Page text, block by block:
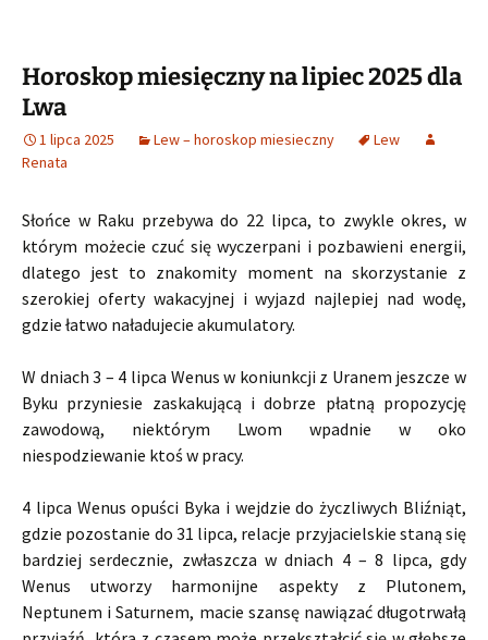
Horoskop miesięczny na lipiec 2025 dla
Lwa
1 lipca 2025 Lew – horoskop miesieczny
Lew
Renata
Słońce w Raku przebywa do 22 lipca, to zwykle okres, w
którym możecie czuć się wyczerpani i pozbawieni energii,
dlatego jest to znakomity moment na skorzystanie z
szerokiej oferty wakacyjnej i wyjazd najlepiej nad wodę,
gdzie łatwo naładujecie akumulatory.
W dniach 3 – 4 lipca Wenus w koniunkcji z Uranem jeszcze w
Byku przyniesie zaskakującą i dobrze płatną propozycję
zawodową, niektórym Lwom wpadnie w oko
niespodziewanie ktoś w pracy.
4 lipca Wenus opuści Byka i wejdzie do życzliwych Bliźniąt,
gdzie pozostanie do 31 lipca, relacje przyjacielskie staną się
bardziej serdecznie, zwłaszcza w dniach 4 – 8 lipca, gdy
Wenus utworzy harmonijne aspekty z Plutonem,
Neptunem i Saturnem, macie szansę nawiązać długotrwałą